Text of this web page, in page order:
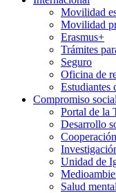
Movilidad
Movilidad
Erasmus+
Trámites
Seguro
Oficina de
Estudiantes
Compromiso social
Portal de la
Desarrollo
Unidad de
Salud